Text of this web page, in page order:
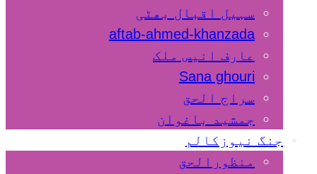
سہیل اقبال بھٹی
aftab-ahmed-khanzada
عارف انیس ملک
Sana ghouri
سراج الحق
جمشید باغوان
جنگ نیوزکالم
منظورالحق